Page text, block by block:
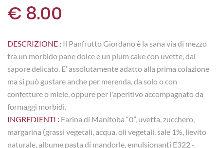
€ 8.00
DESCRIZIONE : Il Panfrutto Giordano è la sana via di mezzo
tra un morbido pane dolce e un plum cake con uvette, dal
sapore delicato. E’ assolutamente adatto alla prima colazione
ma si può gustare anche per merenda, da solo o con
confetture o miele, oppure per l'aperitivo accompagnato da
formaggi morbidi.
INGREDIENTI : Farina di Manitoba “0”, uvetta, zucchero,
margarina (grassi vegetali, acqua, oli vegetali, sale 1%, lievito
naturale, albume pasta di mandorle, emulsionanti E322 -